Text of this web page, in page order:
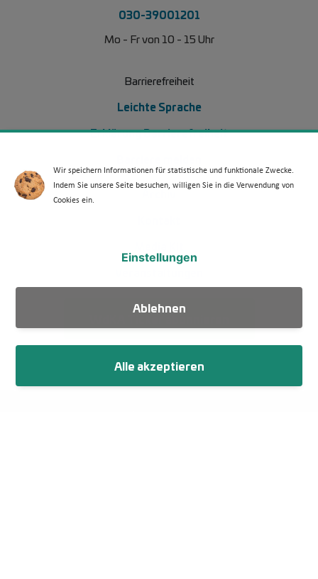
030-39001201
Mo - Fr von 10 - 15 Uhr
Barrierefreiheit
Leichte Sprache
Erklärung Barrierefreiheit
Footer Menü 2 (WdKA 26)
Archiv
Wir speichern Informationen für statistische und funktionale Zwecke.
Indem Sie unsere Seite besuchen, willigen Sie in die Verwendung von
Cookies ein.
Ablehnen
Einstellungen
Alle akzeptieren